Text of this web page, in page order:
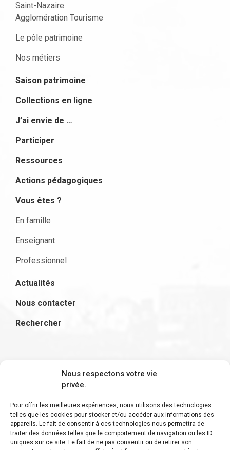
Nous respectons votre vie
privée.
Pour offrir les meilleures expériences, nous utilisons des technologies
telles que les cookies pour stocker et/ou accéder aux informations des
appareils. Le fait de consentir à ces technologies nous permettra de
traiter des données telles que le comportement de navigation ou les ID
uniques sur ce site. Le fait de ne pas consentir ou de retirer son
Saint-Nazaire
Agglomération Tourisme
Le pôle patrimoine
Nos métiers
Saison patrimoine
Collections en ligne
J’ai envie de …
Participer
Ressources
Actions pédagogiques
Vous êtes ?
En famille
Enseignant
Professionnel
Actualités
Nous contacter
Rechercher
S'inscrire à la newsletter
Restez informé des derniers ajouts et des
dernières actualités !